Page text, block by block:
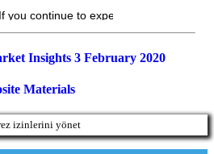
Insights 3 February 2020
Materials
izinlerini yönet